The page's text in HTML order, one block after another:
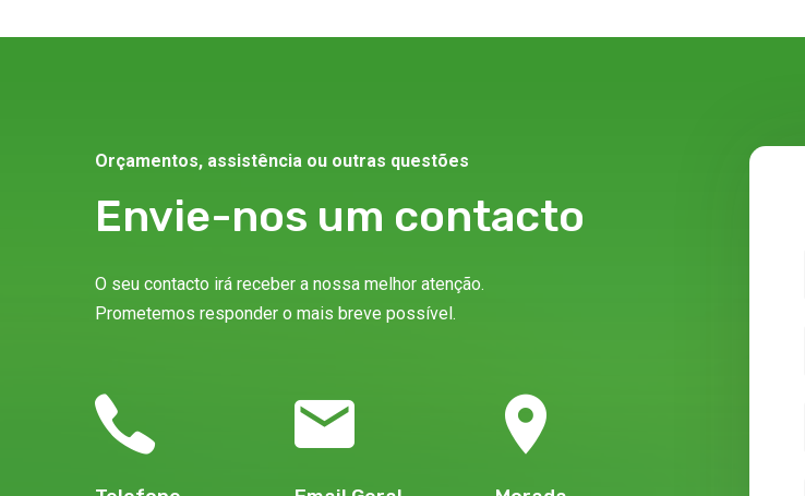
Orçamentos, assistência ou outras questões
Envie-nos um contacto
O seu contacto irá receber a nossa melhor atenção.
Prometemos responder o mais breve possível.